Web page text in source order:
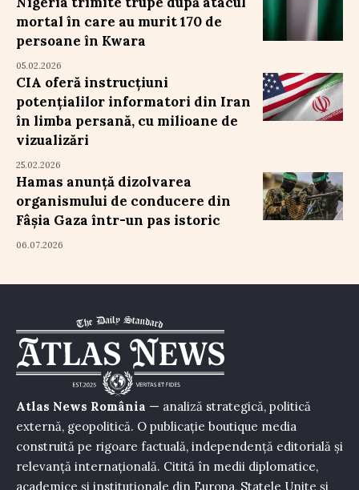
mortal în care au murit 170 de
persoane în Kwara
05.02.2026
CIA oferă instrucțiuni
potențialilor informatori din Iran
în limba persană, cu milioane de
vizualizări
25.02.2026
Hamas anunță dizolvarea
organismului de conducere din
Fâșia Gaza într-un pas istoric
06.07.2026
Atlas News România — analiză strategică, politică
externă, geopolitică. O publicație boutique media
construită pe rigoare factuală, independență editorială și
relevanță internațională. Citită în medii diplomatice,
academice și instituționale din Europa, Statele Unite și